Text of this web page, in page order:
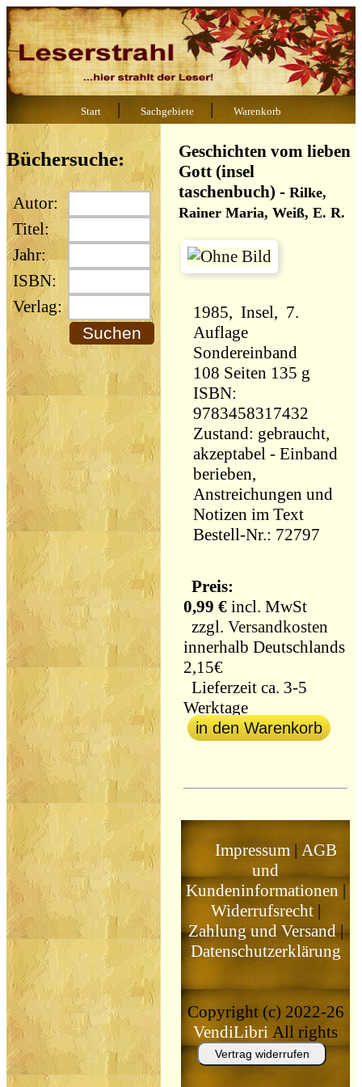
Start | Sachgebiete | Warenkorb
Büchersuche:
Autor:
Titel:
Jahr:
ISBN:
Verlag:
Geschichten vom lieben
Gott (insel
taschenbuch) -Rilke,
Rainer Maria, Weiß, E. R.
1985, Insel, 7.
Auflage
Sondereinband
108 Seiten 135 g
ISBN:
9783458317432
Zustand: gebraucht,
akzeptabel - Einband
berieben,
Anstreichungen und
Notizen im Text
Bestell-Nr.: 72797
Preis:
0,99 € incl. MwSt
zzgl.Versandkosten
innerhalb Deutschlands
2,15€
Lieferzeit ca. 3-5
Werktage
in den Warenkorb
Impressum| AGB
und
Kundeninformationen |
Widerrufsrecht|
Zahlung und Versand|
Datenschutzerklärung
Copyright (c) 2022-26
VendiLibri All rights
reserved
Vertrag widerrufen